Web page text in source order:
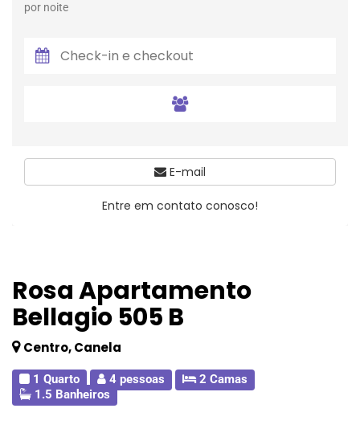
Rosa Apartamento
Bellagio 505 B
Centro, Canela
1 Quarto 4 pessoas
2 Camas
1.5 Banheiros
por noite
E-mail
Entre em contato conosco!